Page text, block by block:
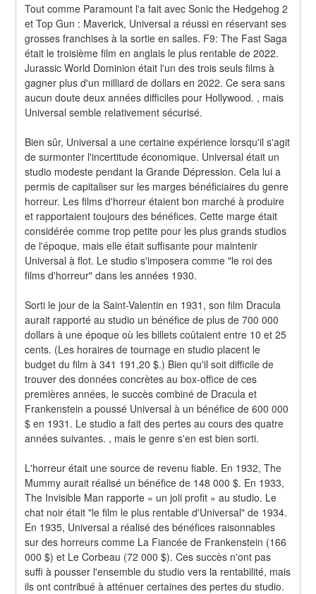
Tout comme Paramount l'a fait avec Sonic the Hedgehog 2
et Top Gun : Maverick, Universal a réussi en réservant ses
grosses franchises à la sortie en salles. F9: The Fast Saga
était le troisième film en anglais le plus rentable de 2022.
Jurassic World Dominion était l'un des trois seuls films à
gagner plus d'un milliard de dollars en 2022. Ce sera sans
aucun doute deux années difficiles pour Hollywood. , mais
Universal semble relativement sécurisé.
Bien sûr, Universal a une certaine expérience lorsqu'il s'agit
de surmonter l'incertitude économique. Universal était un
studio modeste pendant la Grande Dépression. Cela lui a
permis de capitaliser sur les marges bénéficiaires du genre
horreur. Les films d'horreur étaient bon marché à produire
et rapportaient toujours des bénéfices. Cette marge était
considérée comme trop petite pour les plus grands studios
de l'époque, mais elle était suffisante pour maintenir
Universal à flot. Le studio s'imposera comme "le roi des
films d'horreur" dans les années 1930.
Sorti le jour de la Saint-Valentin en 1931, son film Dracula
aurait rapporté au studio un bénéfice de plus de 700 000
dollars à une époque où les billets coûtaient entre 10 et 25
cents. (Les horaires de tournage en studio placent le
budget du film à 341 191,20 $.) Bien qu'il soit difficile de
trouver des données concrètes au box-office de ces
premières années, le succès combiné de Dracula et
Frankenstein a poussé Universal à un bénéfice de 600 000
$ en 1931. Le studio a fait des pertes au cours des quatre
années suivantes. , mais le genre s'en est bien sorti.
L'horreur était une source de revenu fiable. En 1932, The
Mummy aurait réalisé un bénéfice de 148 000 $. En 1933,
The Invisible Man rapporte « un joli profit » au studio. Le
chat noir était "le film le plus rentable d'Universal" de 1934.
En 1935, Universal a réalisé des bénéfices raisonnables
sur des horreurs comme La Fiancée de Frankenstein (166
000 $) et Le Corbeau (72 000 $). Ces succès n'ont pas
suffi à pousser l'ensemble du studio vers la rentabilité, mais
ils ont contribué à atténuer certaines des pertes du studio.